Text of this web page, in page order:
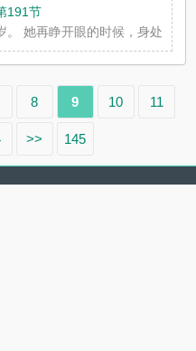
191节
。 她再睁开眼的时候，身处一
8 9 10 11
>> 145